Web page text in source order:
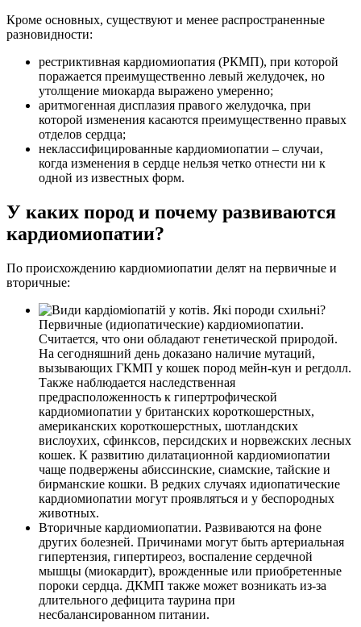
Кроме основных, существуют и менее распространенные
разновидности:
рестриктивная кардиомиопатия (РКМП), при которой
поражается преимущественно левый желудочек, но
утолщение миокарда выражено умеренно;
аритмогенная дисплазия правого желудочка, при
которой изменения касаются преимущественно правых
отделов сердца;
неклассифицированные кардиомиопатии – случаи,
когда изменения в сердце нельзя четко отнести ни к
одной из известных форм.
У каких пород и почему развиваются
кардиомиопатии?
По происхождению кардиомиопатии делят на первичные и
вторичные:
Первичные (идиопатические) кардиомиопатии.
Считается, что они обладают генетической природой.
На сегодняшний день доказано наличие мутаций,
вызывающих ГКМП у кошек пород мейн-кун и регдолл.
Также наблюдается наследственная
предрасположенность к гипертрофической
кардиомиопатии у британских короткошерстных,
американских короткошерстных, шотландских
вислоухих, сфинксов, персидских и норвежских лесных
кошек. К развитию дилатационной кардиомиопатии
чаще подвержены абиссинские, сиамские, тайские и
бирманские кошки. В редких случаях идиопатические
кардиомиопатии могут проявляться и у беспородных
животных.
Вторичные кардиомиопатии. Развиваются на фоне
других болезней. Причинами могут быть артериальная
гипертензия, гипертиреоз, воспаление сердечной
мышцы (миокардит), врожденные или приобретенные
пороки сердца. ДКМП также может возникать из-за
длительного дефицита таурина при
несбалансированном питании.